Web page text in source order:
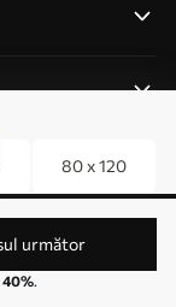
80 x 120
următor
40%.
Operat